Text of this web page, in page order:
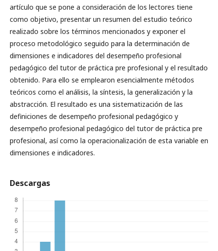
artículo que se pone a consideración de los lectores tiene
como objetivo, presentar un resumen del estudio teórico
realizado sobre los términos mencionados y exponer el
proceso metodológico seguido para la determinación de
dimensiones e indicadores del desempeño profesional
pedagógico del tutor de práctica pre profesional y el resultado
obtenido. Para ello se emplearon esencialmente métodos
teóricos como el análisis, la síntesis, la generalización y la
abstracción. El resultado es una sistematización de las
definiciones de desempeño profesional pedagógico y
desempeño profesional pedagógico del tutor de práctica pre
profesional, así como la operacionalización de esta variable en
dimensiones e indicadores.
Descargas